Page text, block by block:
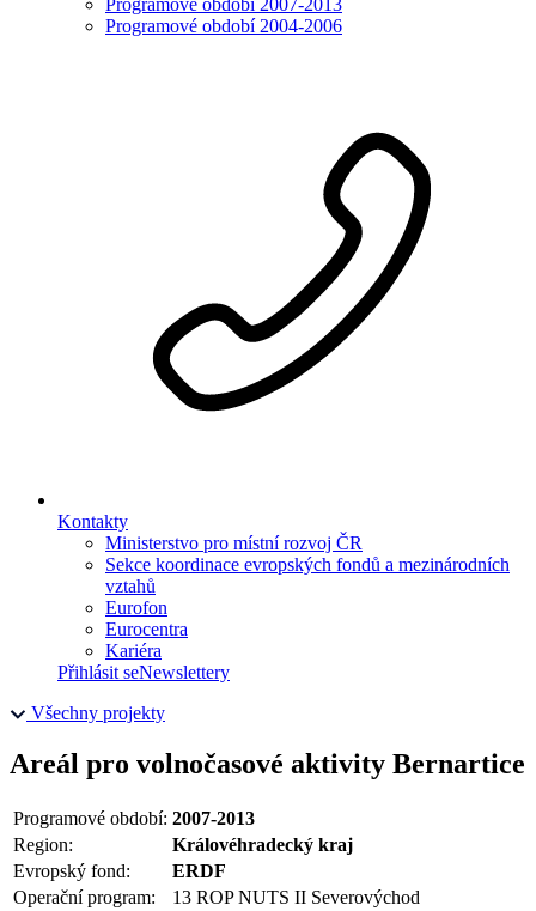
Programové období 2007-2013
Programové období 2004-2006
Kontakty
Ministerstvo pro místní rozvoj ČR
Sekce koordinace evropských fondů a mezinárodních
vztahů
Eurofon
Eurocentra
Kariéra
Přihlásit seNewslettery
Všechny projekty
Areál pro volnočasové aktivity Bernartice
Programové období: 2007-2013
Region:
Královéhradecký kraj
Evropský fond:
ERDF
Operační program:
13 ROP NUTS II Severovýchod